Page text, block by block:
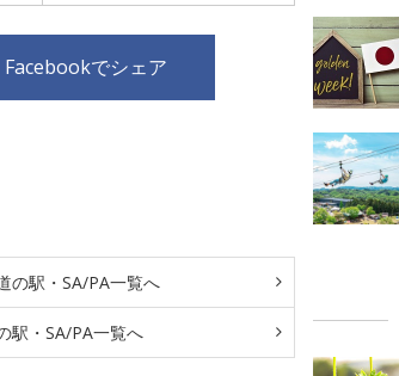
Facebookでシェア
の駅・SA/PA一覧へ
駅・SA/PA一覧へ